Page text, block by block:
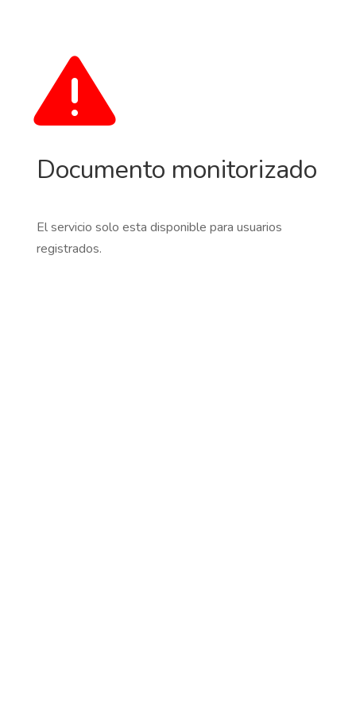
Documento monitorizado
El servicio solo esta disponible para usuarios
registrados.